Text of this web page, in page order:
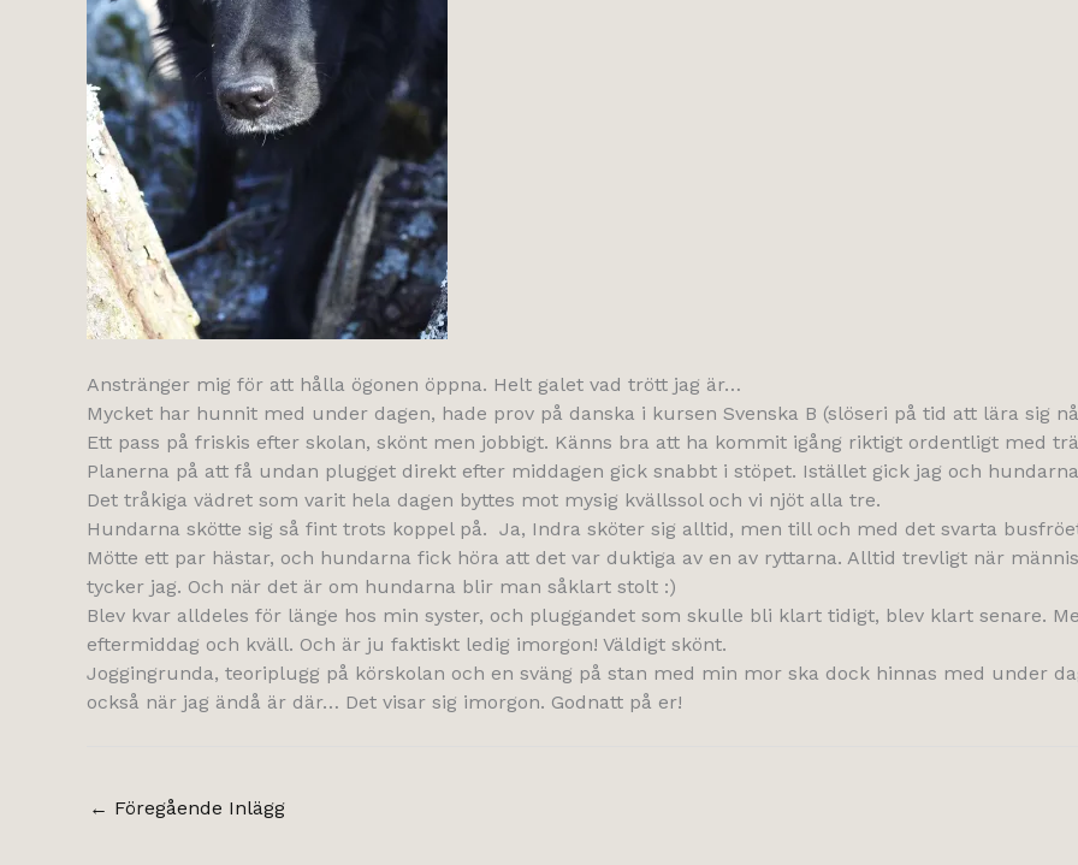
Anstränger mig för att hålla ögonen öppna. Helt galet vad trött jag är…
Mycket har hunnit med under dagen, hade prov på danska i kursen Svenska B (slöseri på tid att lära sig
Ett pass på friskis efter skolan, skönt men jobbigt. Känns bra att ha kommit igång riktigt ordentligt med
Planerna på att få undan plugget direkt efter middagen gick snabbt i stöpet. Istället gick jag och
Det tråkiga vädret som varit hela dagen byttes mot mysig kvällssol och vi njöt alla tre.
Hundarna skötte sig så fint trots koppel på. Ja, Indra sköter sig alltid, men till och med det svarta
Mötte ett par hästar, och hundarna fick höra att det var duktiga av en av ryttarna. Alltid trevligt när
tycker jag. Och när det är om hundarna blir man såklart stolt :)
Blev kvar alldeles för länge hos min syster, och pluggandet som skulle bli klart tidigt, blev klart senare.
eftermiddag och kväll. Och är ju faktiskt ledig imorgon! Väldigt skönt.
Joggingrunda, teoriplugg på körskolan och en sväng på stan med min mor ska dock hinnas med under
också när jag ändå är där… Det visar sig imorgon. Godnatt på er!
← Föregående Inlägg